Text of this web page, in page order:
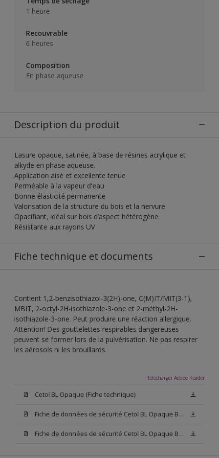
1 heure
Recouvrable
6 heures
Composition
En phase aqueuse
Description du produit
Lasure opaque, satinée, à base de résines acrylique et
alkyde en phase aqueuse.
Application aisé et excellente tenue
Perméable à la vapeur d'eau
Bonne élasticité permanente
Valorisation de la structure du bois et la nervure
Opacifiant, idéal sur bois d’aspect hétérogène
Résistante aux rayons UV
Fiche technique et documents
Contient 1,2-benzisothiazol-3(2H)-one, C(M)IT/MIT(3-1),
MBIT, 2-octyl-2H-isothiazole-3-one et 2-méthyl-2H-
isothiazole-3-one. Peut produire une réaction allergique.
Attention! Des gouttelettes respirables dangereuses
peuvent se former lors de la pulvérisation. Ne pas respirer
les aérosols ni les brouillards.
Télécharger Adobe Reader
Cetol BL Opaque (Fiche technique)
Fiche de données de sécurité Cetol BL Opaque Base W05 (SDS)
Fiche de données de sécurité Cetol BL Opaque Base N00 (SDS)